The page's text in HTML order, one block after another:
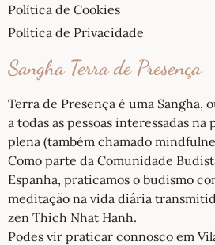
Política de Cookies
Política de Privacidade
Sangha Terra de Presença
Terra de Presença é uma Sangha,
a todas as pessoas interessadas
plena (também chamado
Como parte da Comunidade
Espanha, praticamos o budismo
meditação na vida diária
zen Thich Nhat Hanh.
Podes vir praticar connosco em